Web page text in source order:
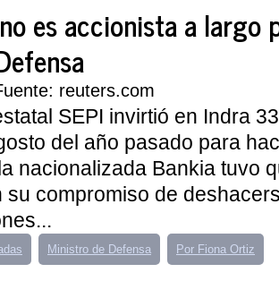
es accionista a largo
reuters.com
SEPI invirtió en Indra
del año pasado para
nacionalizada Bankia tuvo
su compromiso de
Ministro de Defensa Por Fiona Ortiz